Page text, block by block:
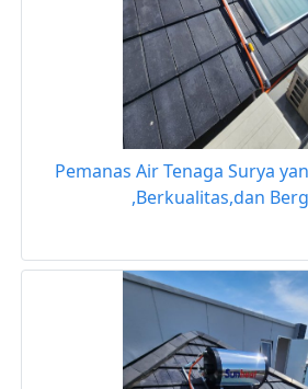
Pemanas Air Tenaga Surya
,Berkualitas,dan